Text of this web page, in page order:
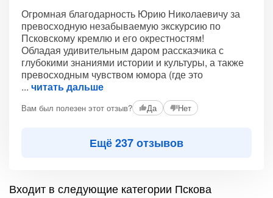
Огромная благодарность Юрию Николаевичу за
превосходную незабываемую экскурсию по
Псковскому кремлю и его окрестностям!
Обладая удивительным даром рассказчика с
глубокими знаниями истории и культуры, а также
превосходным чувством юмора (где это
читать дальше
Вам был полезен этот отзыв? Да Нет
Ещё 237 отзывов
Входит в следующие категории Пскова